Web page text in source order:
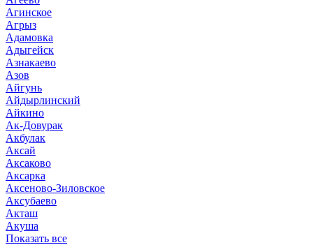
Агинское
Агрыз
Адамовка
Адыгейск
Азнакаево
Азов
Айгунь
Айдырлинский
Айкино
Ак-Довурак
Акбулак
Аксай
Аксаково
Аксарка
Аксеново-Зиловское
Аксубаево
Акташ
Акуша
Показать все